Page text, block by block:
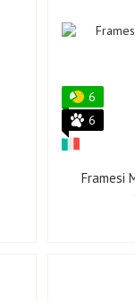
6
6
Framesi